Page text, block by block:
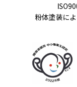
粉体塗装に